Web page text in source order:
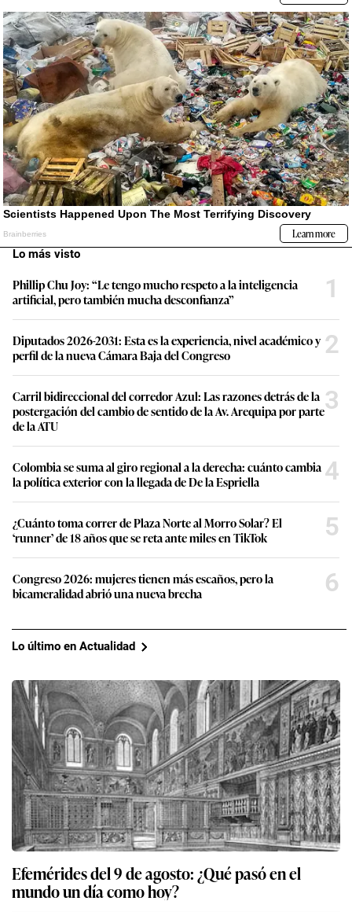
Lo más visto
Phillip Chu Joy: “Le tengo mucho respeto a la inteligencia
artificial, pero también mucha desconfianza”
1
Diputados 2026-2031: Esta es la experiencia, nivel académico y
perfil de la nueva Cámara Baja del Congreso
2
Carril bidireccional del corredor Azul: Las razones detrás de la
postergación del cambio de sentido de la Av. Arequipa por parte
de la ATU
3
Colombia se suma al giro regional a la derecha: cuánto cambia
la política exterior con la llegada de De la Espriella
4
¿Cuánto toma correr de Plaza Norte al Morro Solar? El
‘runner’ de 18 años que se reta ante miles en TikTok
5
Congreso 2026: mujeres tienen más escaños, pero la
bicameralidad abrió una nueva brecha
6
Lo último en Actualidad
Efemérides del 9 de agosto: ¿Qué pasó en el
mundo un día como hoy?